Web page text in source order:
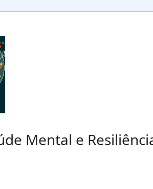
Mental e